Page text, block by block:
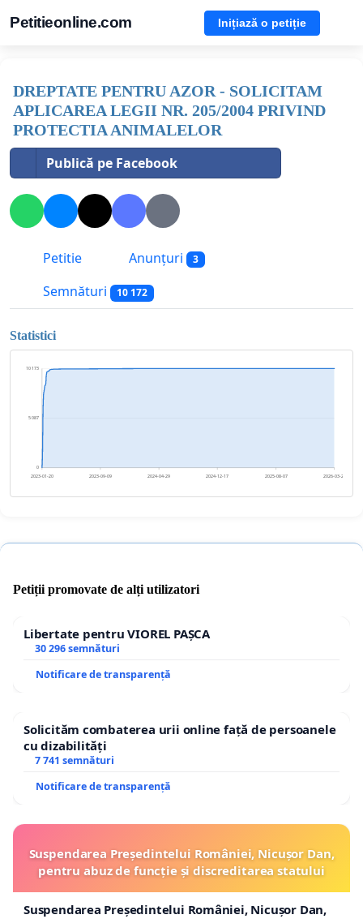
Petitieonline.com Inițiază o petiție
DREPTATE PENTRU AZOR - SOLICITAM
APLICAREA LEGII NR. 205/2004 PRIVIND
PROTECTIA ANIMALELOR
Publică pe Facebook
Petitie Anunțuri 3
Semnături 10 172
Statistici
0
5 087
10 173
2023-01-20 2023-09-09 2024-04-29 2024-12-17 2025-08-07 2026-03-27
Petiții promovate de alți utilizatori
Libertate pentru VIOREL PAȘCA
30 296 semnături
Notificare de transparență
Solicităm combaterea urii online față de persoanele
cu dizabilități
7 741 semnături
Notificare de transparență
Suspendarea Președintelui României, Nicușor Dan,
pentru abuz de funcție și discreditarea statului
Suspendarea Președintelui României, Nicușor Dan,